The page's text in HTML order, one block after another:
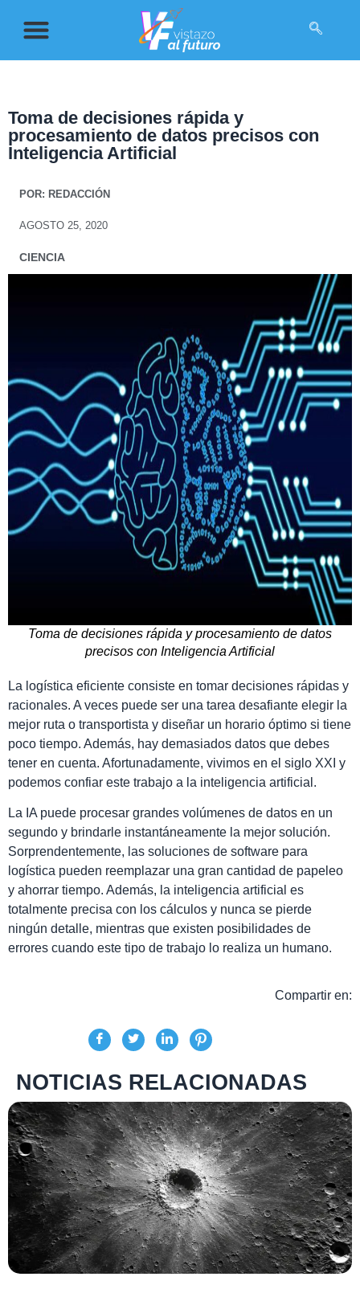
Toma de decisiones rápida y
procesamiento de datos precisos con
Inteligencia Artificial
POR: REDACCIÓN
AGOSTO 25, 2020
CIENCIA
Toma de decisiones rápida y procesamiento de datos
precisos con Inteligencia Artificial
La logística eficiente consiste en tomar decisiones rápidas y
racionales. A veces puede ser una tarea desafiante elegir la
mejor ruta o transportista y diseñar un horario óptimo si tiene
poco tiempo. Además, hay demasiados datos que debes
tener en cuenta. Afortunadamente, vivimos en el siglo XXI y
podemos confiar este trabajo a la inteligencia artificial.
La IA puede procesar grandes volúmenes de datos en un
segundo y brindarle instantáneamente la mejor solución.
Sorprendentemente, las soluciones de software para
logística pueden reemplazar una gran cantidad de papeleo
y ahorrar tiempo. Además, la inteligencia artificial es
totalmente precisa con los cálculos y nunca se pierde
ningún detalle, mientras que existen posibilidades de
errores cuando este tipo de trabajo lo realiza un humano.
Compartir en:
NOTICIAS RELACIONADAS